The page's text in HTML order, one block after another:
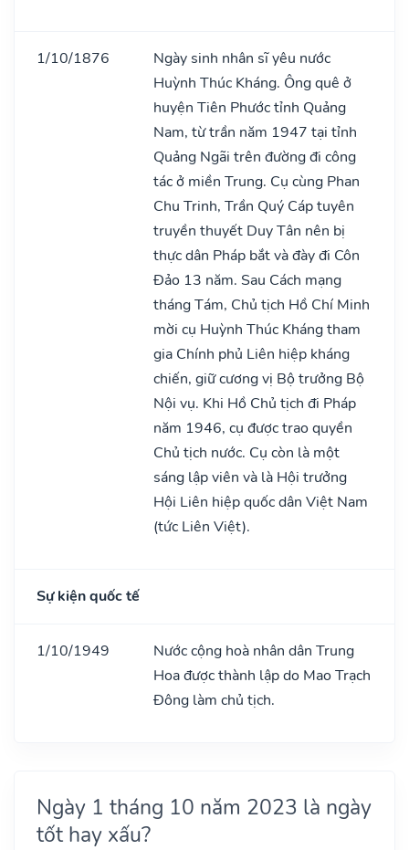
1/10/1876
Ngày sinh nhân sĩ yêu nước
Huỳnh Thúc Kháng. Ông quê ở
huyện Tiên Phước tỉnh Quảng
Nam, từ trần năm 1947 tại tỉnh
Quảng Ngãi trên đường đi công
tác ở miền Trung. Cụ cùng Phan
Chu Trinh, Trần Quý Cáp tuyên
truyền thuyết Duy Tân nên bị
thực dân Pháp bắt và đày đi Côn
Đảo 13 năm. Sau Cách mạng
tháng Tám, Chủ tịch Hồ Chí Minh
mời cụ Huỳnh Thúc Kháng tham
gia Chính phủ Liên hiệp kháng
chiến, giữ cương vị Bộ trưởng Bộ
Nội vụ. Khi Hồ Chủ tịch đi Pháp
năm 1946, cụ được trao quyền
Chủ tịch nước. Cụ còn là một
sáng lập viên và là Hội trưởng
Hội Liên hiệp quốc dân Việt Nam
(tức Liên Việt).
Sự kiện quốc tế
1/10/1949
Nước cộng hoà nhân dân Trung
Hoa được thành lập do Mao Trạch
Đông làm chủ tịch.
Ngày 1 tháng 10 năm 2023 là ngày
tốt hay xấu?